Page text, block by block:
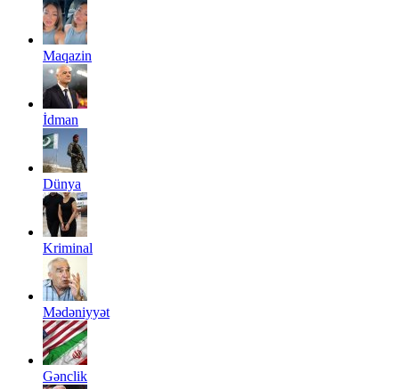
Maqazin
İdman
Dünya
Kriminal
Mədəniyyət
Gənclik